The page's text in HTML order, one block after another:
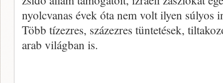
nyolcvanas évek óta nem volt ilyen súlyos
Több tízezres, százezres tüntetések,
arab világban is.